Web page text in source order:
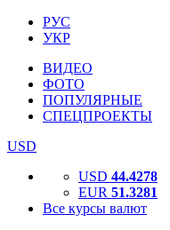
РУС
УКР
ВИДЕО
ФОТО
ПОПУЛЯРНЫЕ
СПЕЦПРОЕКТЫ
USD
USD 44.4278
EUR 51.3281
Все курсы валют